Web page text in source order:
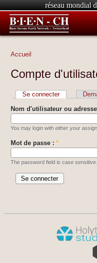
réseau mondial
Accueil
Compte
Se connecter
Nom d'utilisateur ou
You may login with either your
Mot de passe : *
The password field is case sensitive.